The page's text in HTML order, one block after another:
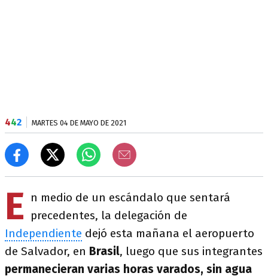
442 MARTES 04 DE MAYO DE 2021
E
n medio de un escándalo que sentará
precedentes, la delegación de
Independiente dejó esta mañana el aeropuerto
de Salvador, en Brasil, luego que sus integrantes
permanecieran varias horas varados, sin agua